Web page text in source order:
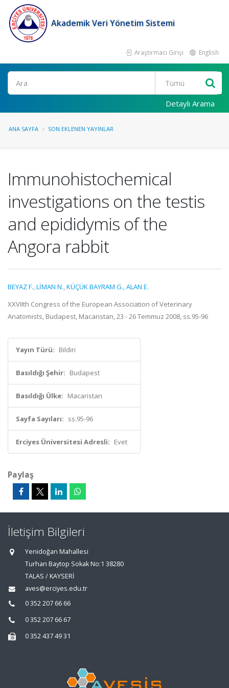
Akademik Veri Yönetim Sistemi
Araştırmacı Girişi English
Ara
Detaylı Arama
ANA SAYFA SON EKLENEN YAYINLAR
Immunohistochemical
investigations on the testis
and epididymis of the
Angora rabbit
BEYAZ F.,LİMAN N.,KÜÇÜK BAYRAM G.,ALAN E.
XXVIIth Congress of the European Association of Veterinary
Anatomists, Budapest, Macaristan, 23 - 26 Temmuz 2008, ss.95-96
Yayın Türü: Bildiri
Basıldığı Şehir: Budapest
Basıldığı Ülke: Macaristan
Sayfa Sayıları: ss.95-96
Erciyes Üniversitesi Adresli: Evet
Paylaş
İletişim Bilgileri
Yenidoğan Mahallesi
Turhan Baytop Sokak No:1 38280
TALAS / KAYSERİ
aves@erciyes.edu.tr
0 352 207 66 66
0 352 207 66 67
0 352 437 49 31